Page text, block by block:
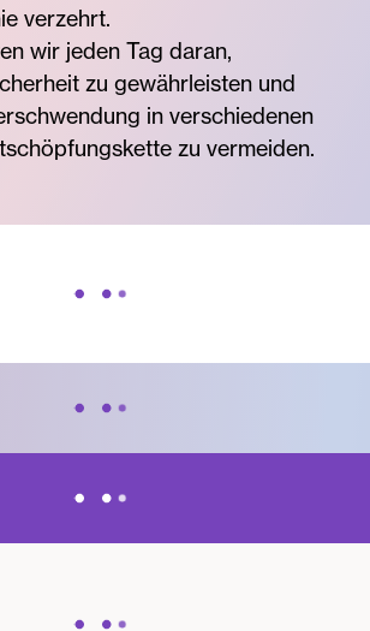
verzehrt.
wir jeden Tag daran,
zu gewährleisten und
in verschiedenen
zu vermeiden.